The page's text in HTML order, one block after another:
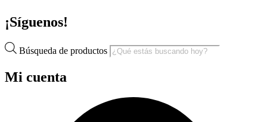
¡Síguenos!
Búsqueda de productos
Mi cuenta